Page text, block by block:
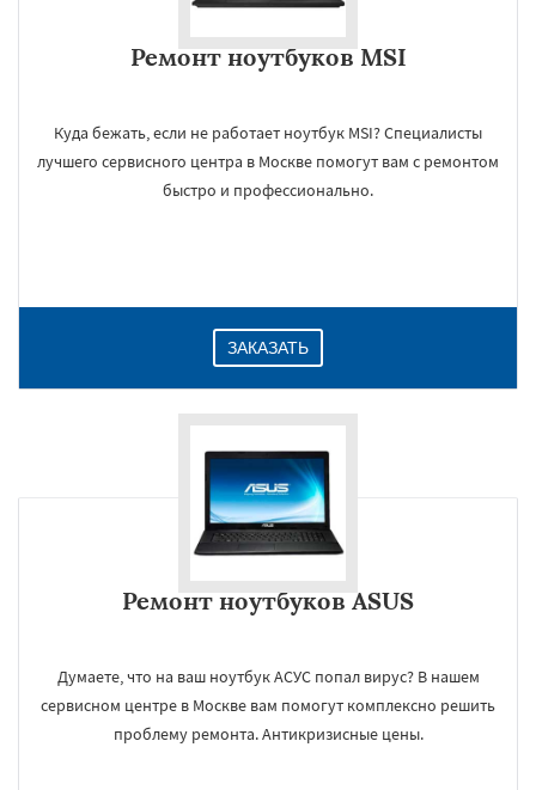
Ремонт ноутбуков MSI
Куда бежать, если не работает ноутбук MSI? Специалисты
лучшего сервисного центра в Москве помогут вам с ремонтом
быстро и профессионально.
ЗАКАЗАТЬ
Ремонт ноутбуков ASUS
Думаете, что на ваш ноутбук АСУС попал вирус? В нашем
сервисном центре в Москве вам помогут комплексно решить
проблему ремонта. Антикризисные цены.